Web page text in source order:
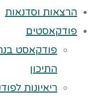
הרצאות וסדנאות
פודקאסטים
פודקאסט
התיכון
ריאיונות